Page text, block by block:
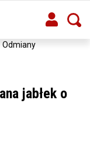
Odmiany
jabłek o